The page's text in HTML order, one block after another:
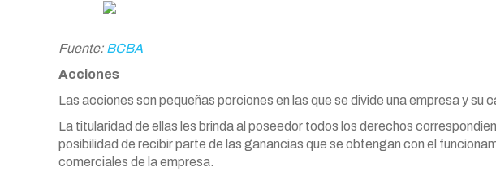
Fuente: BCBA
Acciones
Las acciones son pequeñas porciones en las que se divide una empresa y su
La titularidad de ellas les brinda al poseedor todos los derechos
posibilidad de recibir parte de las ganancias que se obtengan con el
comerciales de la empresa.